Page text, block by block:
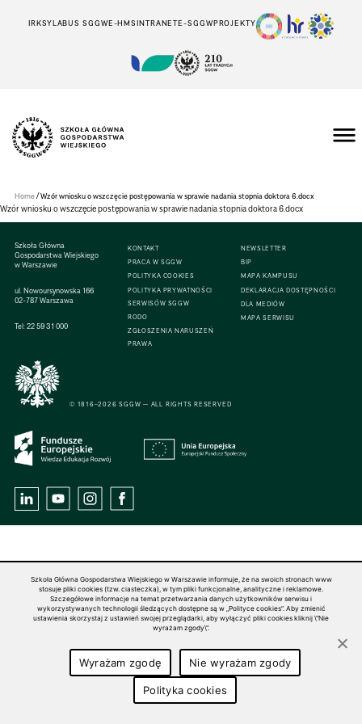
IRKSYLABUS SGGWE-HMSINTRANETE-SGGWPROJEKTY
Wiejskiego
w
Home/Wzór wniosku o wszczęcie postępowania w sprawie nadania stopnia doktora 6.docx
Wzór wniosku o wszczęcie postępowania w sprawie nadania stopnia doktora 6.docx
Szkoła Główna
Gospodarstwa Wiejskiego
w Warszawie
ul. Nowoursynowska 166
02-787 Warszawa
Tel:22 59 31 000
KONTAKT
PRACA W SGGW
POLITYKA COOKIES
POLITYKA PRYWATNOŚCI
SERWISÓW SGGW
RODO
ZGŁOSZENIA NARUSZEŃ
PRAWA
NEWSLETTER
BIP
MAPA KAMPUSU
DEKLARACJA DOSTĘPNOŚCI
DLA MEDIÓW
MAPA SERWISU
© 1816–2026 SGGW — ALL RIGHTS RESERVED
Szkoła Główna Gospodarstwa Wiejskiego w Warszawie informuje, że na swoich stronach www
stosuje pliki cookies (tzw. ciasteczka), w tym pliki funkcjonalne, analityczne i reklamowe.
Szczegółowe informacje na temat przetwarzania danych użytkowników serwisu i
wykorzystywanych technologii śledzących dostępne są w „Polityce cookies”. Aby zmienić
ustawienia skorzystaj z ustawień swojej przeglądarki, aby wyłączyć pliki cookies kliknij \"Nie
wyrażam zgody\".
Wyrażam zgodę Nie wyrażam zgody
Polityka cookies